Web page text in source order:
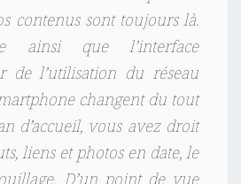
contenus sont toujours là.
ainsi que l’interface
de l’utilisation du réseau
changent du tout
d’accueil, vous avez droit
liens et photos en date, le